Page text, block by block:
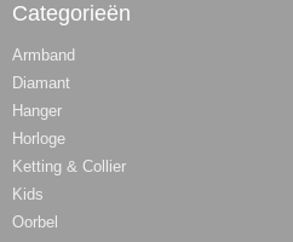
Categorieën
Armband
Diamant
Hanger
Horloge
Ketting & Collier
Kids
Oorbel